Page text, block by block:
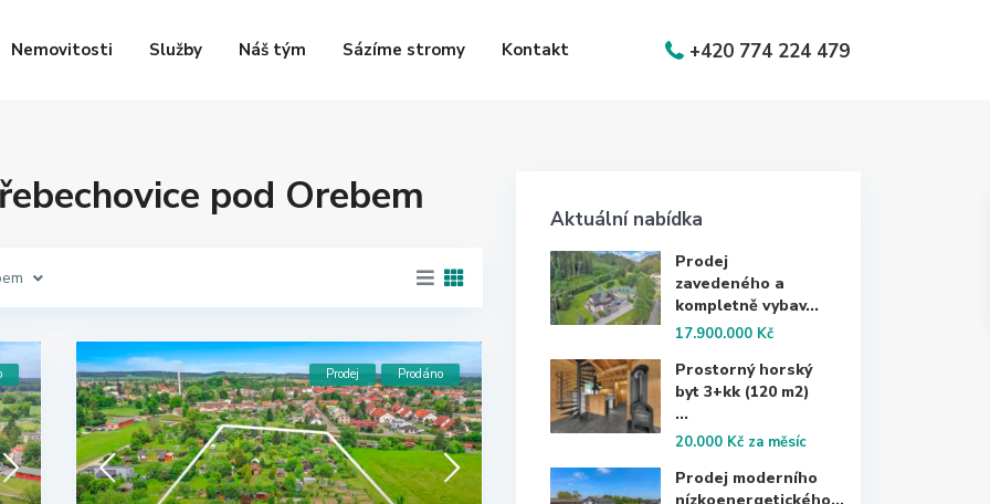
+420 774 224 479
Nemovitosti Služby Náš tým Sázíme stromy Kontakt
pod Orebem
Prodej Prodáno
Aktuální nabídka
Prodej
zavedeného a
kompletně vybav...
17.900.000 Kč
Prostorný horský
byt 3+kk (120 m2)
...
20.000 Kč za měsíc
Prodej moderního